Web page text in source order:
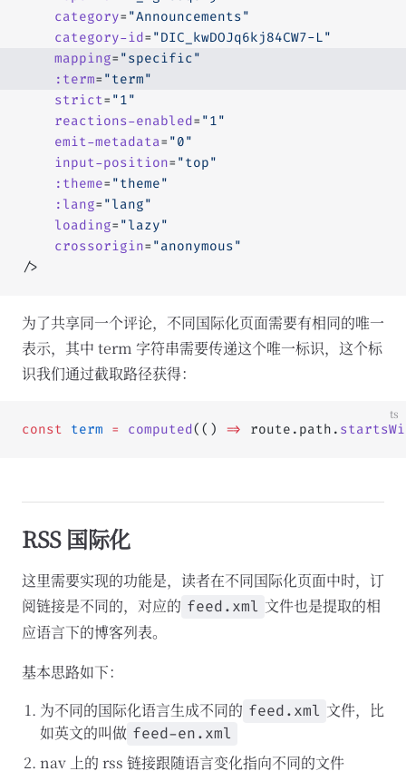
	category
= "Announcements"
	category-id
= "DIC_kwDOJq6kj84CW7-L"
	mapping
= "specific"
	:term
= "term"
	strict
= "1"
	reactions-enabled
= "1"
	emit-metadata
= "0"
	input-position
= "top"
	:theme
= "theme"
	:lang
= "lang"
	loading
= "lazy"
	crossorigin
= "anonymous"
/>
为了共享同一个评论，不同国际化页面需要有相同的唯一
表示，其中 term 字符串需要传递这个唯一标识，这个标
识我们通过截取路径获得：
ts
const term = computed(() => route.path.
RSS 国际化
这里需要实现的功能是，读者在不同国际化页面中时，订
阅链接是不同的，对应的 feed.xml 文件也是提取的相
应语言下的博客列表。
基本思路如下：
为不同的国际化语言生成不同的 feed.xml 文件，比
如英文的叫做 feed-en.xml
nav 上的 rss 链接跟随语言变化指向不同的文件